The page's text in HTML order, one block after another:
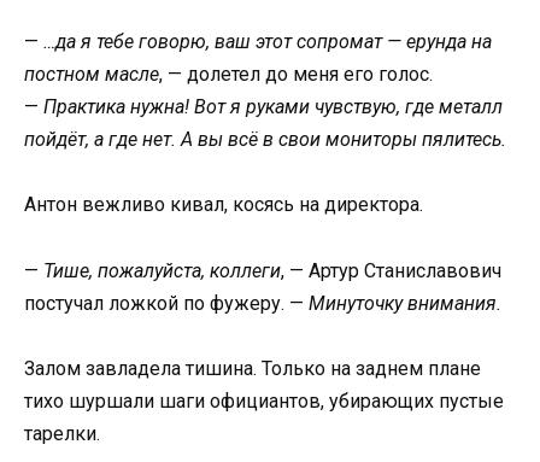
— …да я тебе говорю, ваш этот сопромат — ерунда на
постном масле, — долетел до меня его голос.
— Практика нужна! Вот я руками чувствую, где металл
пойдёт, а где нет. А вы всё в свои мониторы пялитесь.
Антон вежливо кивал, косясь на директора.
— Тише, пожалуйста, коллеги, — Артур Станиславович
постучал ложкой по фужеру. — Минуточку внимания.
Залом завладела тишина. Только на заднем плане
тихо шуршали шаги официантов, убирающих пустые
тарелки.